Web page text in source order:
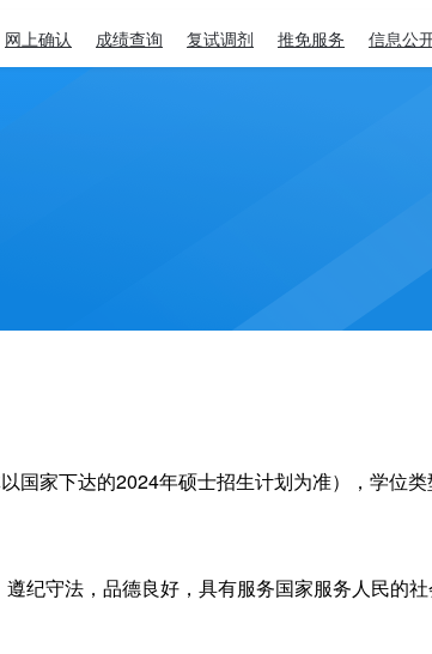
网上确认 成绩查询 复试调剂 推免服务 信息公
国家下达的2024年硕士招生计划为准），学位
纪守法，品德良好，具有服务国家服务人民的社